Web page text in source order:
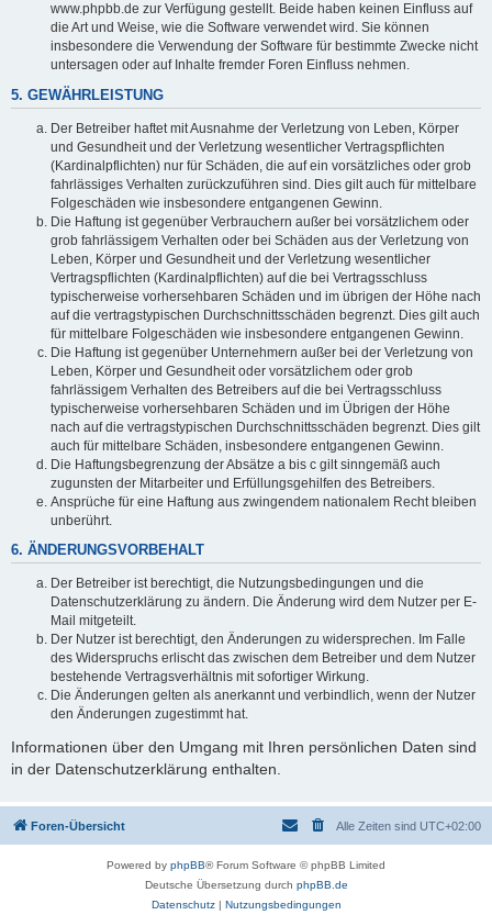
www.phpbb.de zur Verfügung gestellt. Beide haben keinen Einfluss auf
die Art und Weise, wie die Software verwendet wird. Sie können
insbesondere die Verwendung der Software für bestimmte Zwecke nicht
untersagen oder auf Inhalte fremder Foren Einfluss nehmen.
5. GEWÄHRLEISTUNG
Der Betreiber haftet mit Ausnahme der Verletzung von Leben, Körper
und Gesundheit und der Verletzung wesentlicher Vertragspflichten
(Kardinalpflichten) nur für Schäden, die auf ein vorsätzliches oder grob
fahrlässiges Verhalten zurückzuführen sind. Dies gilt auch für mittelbare
Folgeschäden wie insbesondere entgangenen Gewinn.
Die Haftung ist gegenüber Verbrauchern außer bei vorsätzlichem oder
grob fahrlässigem Verhalten oder bei Schäden aus der Verletzung von
Leben, Körper und Gesundheit und der Verletzung wesentlicher
Vertragspflichten (Kardinalpflichten) auf die bei Vertragsschluss
typischerweise vorhersehbaren Schäden und im übrigen der Höhe nach
auf die vertragstypischen Durchschnittsschäden begrenzt. Dies gilt auch
für mittelbare Folgeschäden wie insbesondere entgangenen Gewinn.
Die Haftung ist gegenüber Unternehmern außer bei der Verletzung von
Leben, Körper und Gesundheit oder vorsätzlichem oder grob
fahrlässigem Verhalten des Betreibers auf die bei Vertragsschluss
typischerweise vorhersehbaren Schäden und im Übrigen der Höhe
nach auf die vertragstypischen Durchschnittsschäden begrenzt. Dies gilt
auch für mittelbare Schäden, insbesondere entgangenen Gewinn.
Die Haftungsbegrenzung der Absätze a bis c gilt sinngemäß auch
zugunsten der Mitarbeiter und Erfüllungsgehilfen des Betreibers.
Ansprüche für eine Haftung aus zwingendem nationalem Recht bleiben
unberührt.
6. ÄNDERUNGSVORBEHALT
Der Betreiber ist berechtigt, die Nutzungsbedingungen und die
Datenschutzerklärung zu ändern. Die Änderung wird dem Nutzer per E-
Mail mitgeteilt.
Der Nutzer ist berechtigt, den Änderungen zu widersprechen. Im Falle
des Widerspruchs erlischt das zwischen dem Betreiber und dem Nutzer
bestehende Vertragsverhältnis mit sofortiger Wirkung.
Die Änderungen gelten als anerkannt und verbindlich, wenn der Nutzer
den Änderungen zugestimmt hat.
Informationen über den Umgang mit Ihren persönlichen Daten sind
in der Datenschutzerklärung enthalten.
Foren-Übersicht Alle Zeiten sind UTC+02:00
Powered by phpBB® Forum Software © phpBB Limited
Deutsche Übersetzung durch phpBB.de
Datenschutz| Nutzungsbedingungen